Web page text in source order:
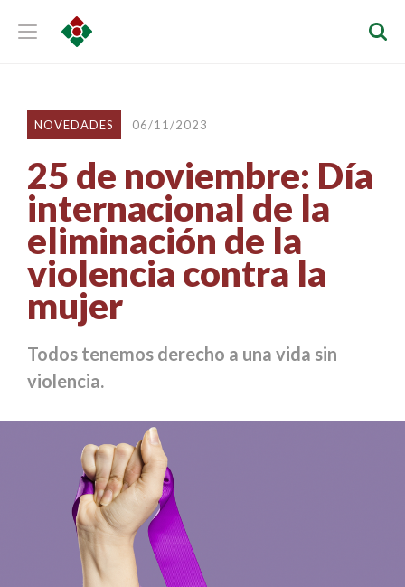
NOVEDADES 06/11/2023
25 de noviembre: Día
internacional de la
eliminación de la
violencia contra la
mujer
Todos tenemos derecho a una vida sin
violencia.